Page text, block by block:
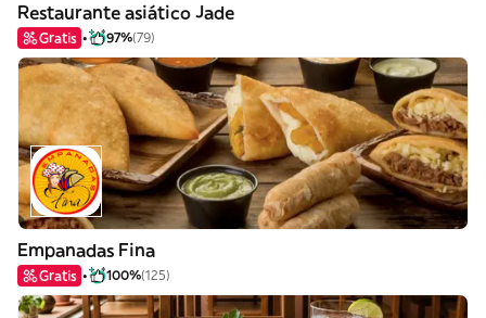
Restaurante asiático Jade
Gratis 97%(79)
Empanadas Fina
Gratis 100%(125)